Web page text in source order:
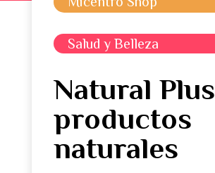
Salud y Belleza
Natural Plus
productos
naturales